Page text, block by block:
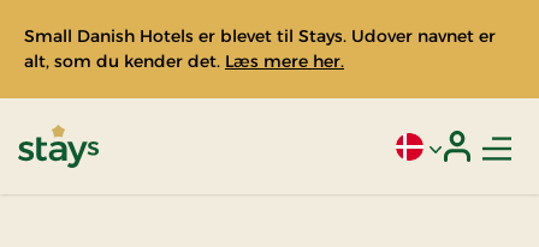
Small Danish Hotels er blevet til Stays. Udover navnet er
alt, som du kender det. Læs mere her.
Aktivt sprog: